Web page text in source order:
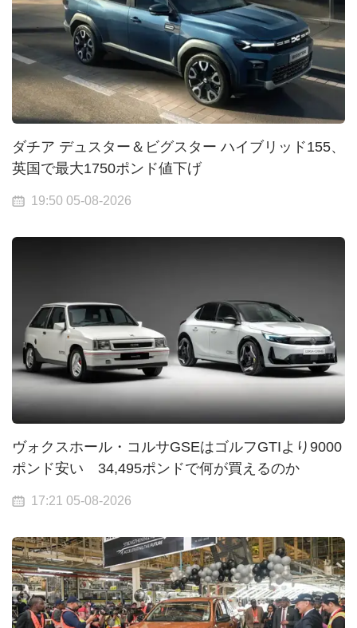
ダチア デュスター＆ビグスター ハイブリッド155、
英国で最大1750ポンド値下げ
19:50 05-08-2026
ヴォクスホール・コルサGSEはゴルフGTIより9000
ポンド安い 34,495ポンドで何が買えるのか
17:21 05-08-2026